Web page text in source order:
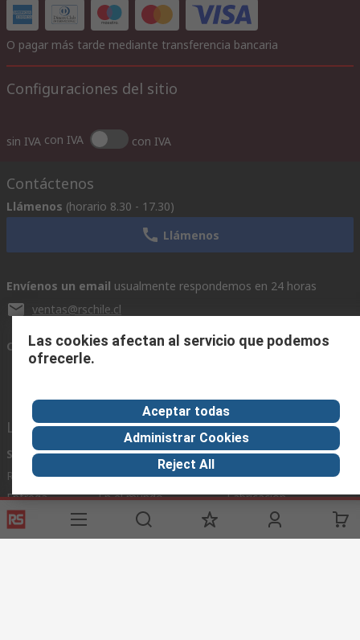
O pagar más tarde mediante transferencia bancaria
Configuraciones del sitio
sin IVA con IVA con IVA
Contáctenos
Llámenos (horario 8.30 - 17.30)
Llámenos
Envíenos un email usualmente respondemos en 24 horas
ventas@rschile.cl
Conectar con nosotros
Links de ayuda
Servicios
Registrarse
Entrega
Pago
Exportar
Acerca de RS
Acerca de RS
En el mundo
Grupo corporativo
ESG
Industria
Zona Industria
Fabricación
Las cookies afectan al servicio que podemos
ofrecerle.
Aceptar todas
Administrar Cookies
Reject All